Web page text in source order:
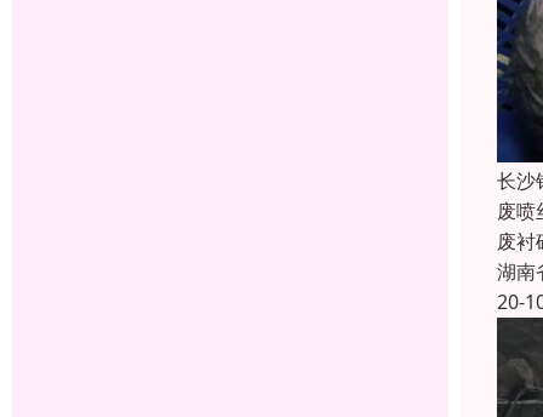
长沙
废喷
废衬
湖南
20-